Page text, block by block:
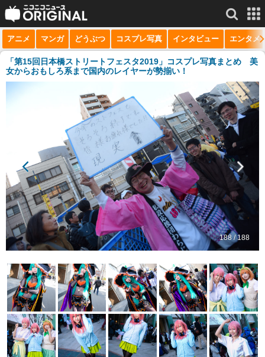
サービス一覧 もっと見る
niconico
チャンネル
マンガ
ニコニコQ
アニメ マンガ どうぶつ コスプレ写真 インタビュー エンタメ
「第15回日本橋ストリートフェスタ2019」コスプレ写真まとめ 美
女からおもしろ系まで国内のレイヤーが勢揃い！
188 / 188